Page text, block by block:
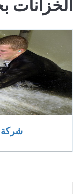
الخزانات
شركة